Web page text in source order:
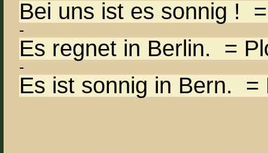
Bei uns ist es sonnig !
-
Es regnet in Berlin. =
-
Es ist sonnig in Bern. =